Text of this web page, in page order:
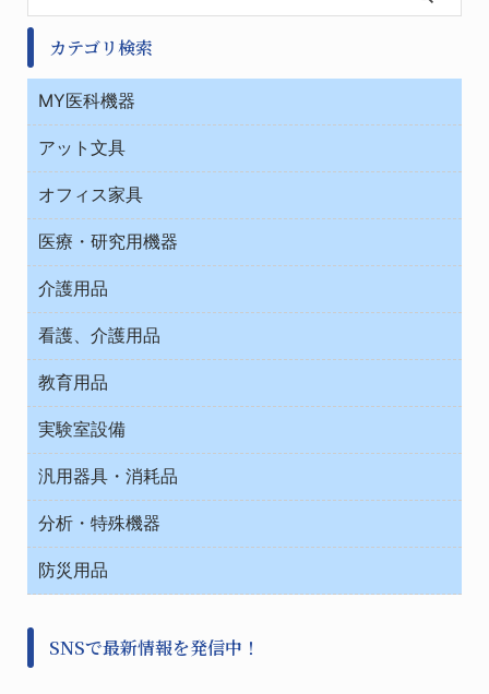
カテゴリ検索
MY医科機器
診察・診断
与薬・調剤薬局
アット文具
ＯＡ・パソコン用品
オフィス家具
オフィス作業用品
医療・研究用機器
ウエアー
チューブコネクタ素材
テープ・ラベル・紙製
デシケーター類
ベット周辺
ベンチ無菌ドラフト
院内感染防止、空気清浄器類
運搬
温度・湿度管理機器
加圧・減圧・油ポンプ
撹拌機 ２
介護用品
介護・リハビリ
看護、介護用品
院内感染防止、空気清浄器類
救急
健康機器・用品
事務・受付
処置・手術
中材・滅菌・洗浄
教育用品
ノート・紙製品
実験室設備
コンテナー保温容器
工具類
事務用品・ＯＡデスク
清掃用品
汎用器具・消耗品
テープ・ラベル・紙製
金属・樹脂実験必需２
樹脂容器各種
分析・特殊機器
検査用品
分離・分析ロシ
防災用品
初期活動・対策本部
SNSで最新情報を発信中！